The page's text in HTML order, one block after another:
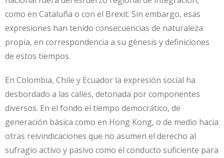
como en Cataluña o con el Brexit. Sin embargo, esas
expresiones han tenido consecuencias de naturaleza
propia, en correspondencia a su génesis y definiciones
de estos tiempos.
En Colombia, Chile y Ecuador la expresión social ha
desbordado a las calles, detonada por componentes
diversos. En el fondo el tiempo democrático, de
generación básica como en Hong Kong, o de medio hacia
otras reivindicaciones que no asumen el derecho al
sufragio activo y pasivo como el conducto suficiente para